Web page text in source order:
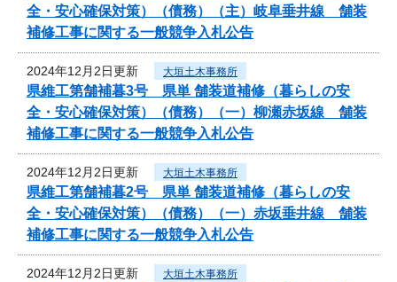
全・安心確保対策）（債務）（主）岐阜垂井線 舗装
補修工事に関する一般競争入札公告
2024年12月2日更新 大垣土木事務所
県維工第舗補暮3号 県単 舗装道補修（暮らしの安
全・安心確保対策）（債務）（一）柳瀬赤坂線 舗装
補修工事に関する一般競争入札公告
2024年12月2日更新 大垣土木事務所
県維工第舗補暮2号 県単 舗装道補修（暮らしの安
全・安心確保対策）（債務）（一）赤坂垂井線 舗装
補修工事に関する一般競争入札公告
2024年12月2日更新 大垣土木事務所